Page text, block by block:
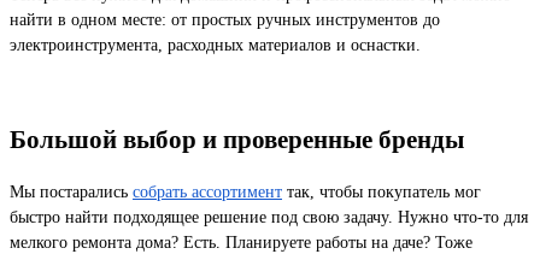
найти в одном месте: от простых ручных инструментов до
электроинструмента, расходных материалов и оснастки.
Большой выбор и проверенные бренды
Мы постарались собрать ассортимент так, чтобы покупатель мог
быстро найти подходящее решение под свою задачу. Нужно что-то для
мелкого ремонта дома? Есть. Планируете работы на даче? Тоже